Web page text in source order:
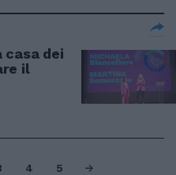
casa dei
il
4 5